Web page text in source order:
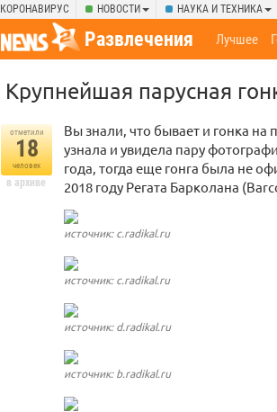
КОРОНАВИРУС НОВОСТИ НАУКА И ТЕХНИКА
Развлечения Лучшее
Крупнейшая парусная
отметили
18
человек
в архиве
Вы знали, что бывает и гонка на
узнала и увидела пару
года, тогда еще гонrа была не
2018 году Регата Барколана
источник: c.radikal.ru
источник: c.radikal.ru
источник: d.radikal.ru
источник: b.radikal.ru